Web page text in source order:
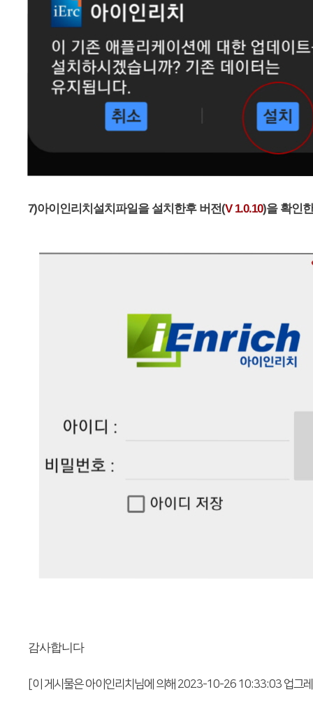
7)아이인리치설치파일을 설치한후 버전(V 1.0.10)을 확인
감사합니다
[이 게시물은 아이인리치님에 의해 2023-10-26 10:33:03 업그